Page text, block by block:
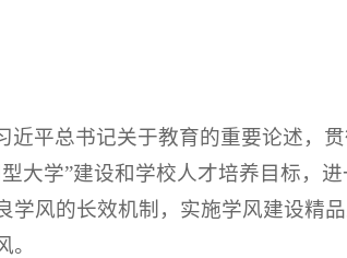
平总书记关于教育的重要论述，
大学”建设和学校人才培养目标，
风的长效机制，实施学风建设精